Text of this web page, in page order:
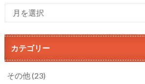
カテゴリー
その他(23)